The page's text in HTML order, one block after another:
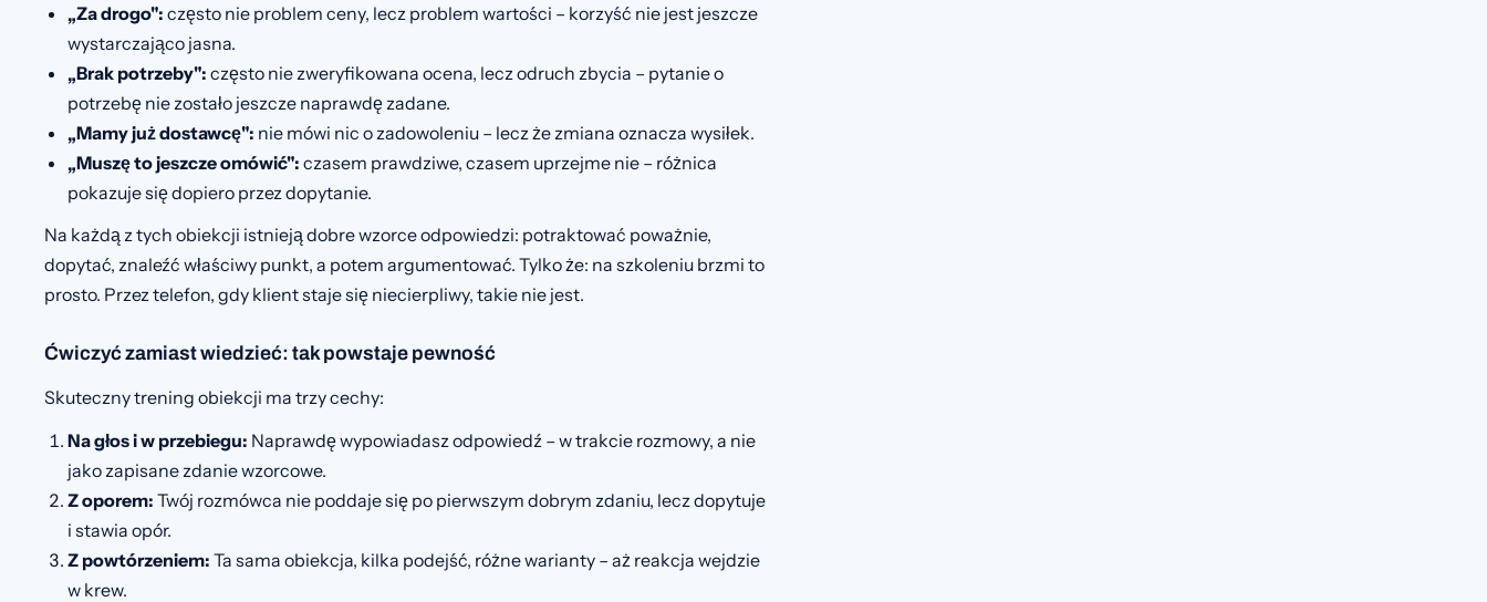
„Za drogo": często nie problem ceny, lecz problem wartości – korzyść nie jest jeszcze
wystarczająco jasna.
„Brak potrzeby": często nie zweryfikowana ocena, lecz odruch zbycia – pytanie o
potrzebę nie zostało jeszcze naprawdę zadane.
„Mamy już dostawcę": nie mówi nic o zadowoleniu – lecz że zmiana oznacza wysiłek.
„Muszę to jeszcze omówić": czasem prawdziwe, czasem uprzejme nie – różnica
pokazuje się dopiero przez dopytanie.
Na każdą z tych obiekcji istnieją dobre wzorce odpowiedzi: potraktować poważnie,
dopytać, znaleźć właściwy punkt, a potem argumentować. Tylko że: na szkoleniu brzmi to
prosto. Przez telefon, gdy klient staje się niecierpliwy, takie nie jest.
Ćwiczyć zamiast wiedzieć: tak powstaje pewność
Skuteczny trening obiekcji ma trzy cechy:
Na głos i w przebiegu: Naprawdę wypowiadasz odpowiedź – w trakcie rozmowy, a nie
jako zapisane zdanie wzorcowe.
Z oporem: Twój rozmówca nie poddaje się po pierwszym dobrym zdaniu, lecz dopytuje
i stawia opór.
Z powtórzeniem: Ta sama obiekcja, kilka podejść, różne warianty – aż reakcja wejdzie
w krew.